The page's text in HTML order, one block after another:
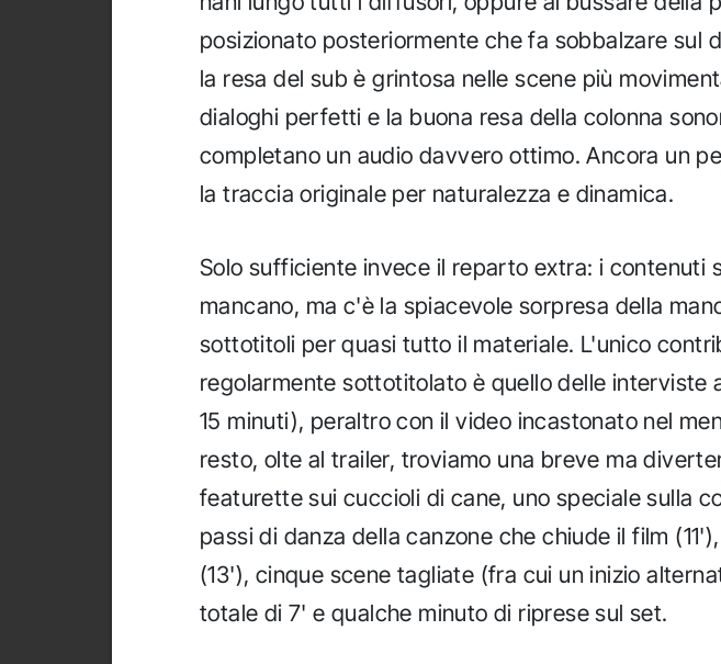
posizionato posteriormente che fa sobbalzare sul
la resa del sub è grintosa nelle scene più
dialoghi perfetti e la buona resa della colonna
completano un audio davvero ottimo. Ancora un
la traccia originale per naturalezza e dinamica.
Solo sufficiente invece il reparto extra: i contenuti
mancano, ma c'è la spiacevole sorpresa della
sottotitoli per quasi tutto il materiale. L'unico
regolarmente sottotitolato è quello delle interviste
15 minuti), peraltro con il video incastonato nel
resto, olte al trailer, troviamo una breve ma
featurette sui cuccioli di cane, uno speciale sulla
passi di danza della canzone che chiude il film
(13'), cinque scene tagliate (fra cui un inizio
totale di 7' e qualche minuto di riprese sul set.